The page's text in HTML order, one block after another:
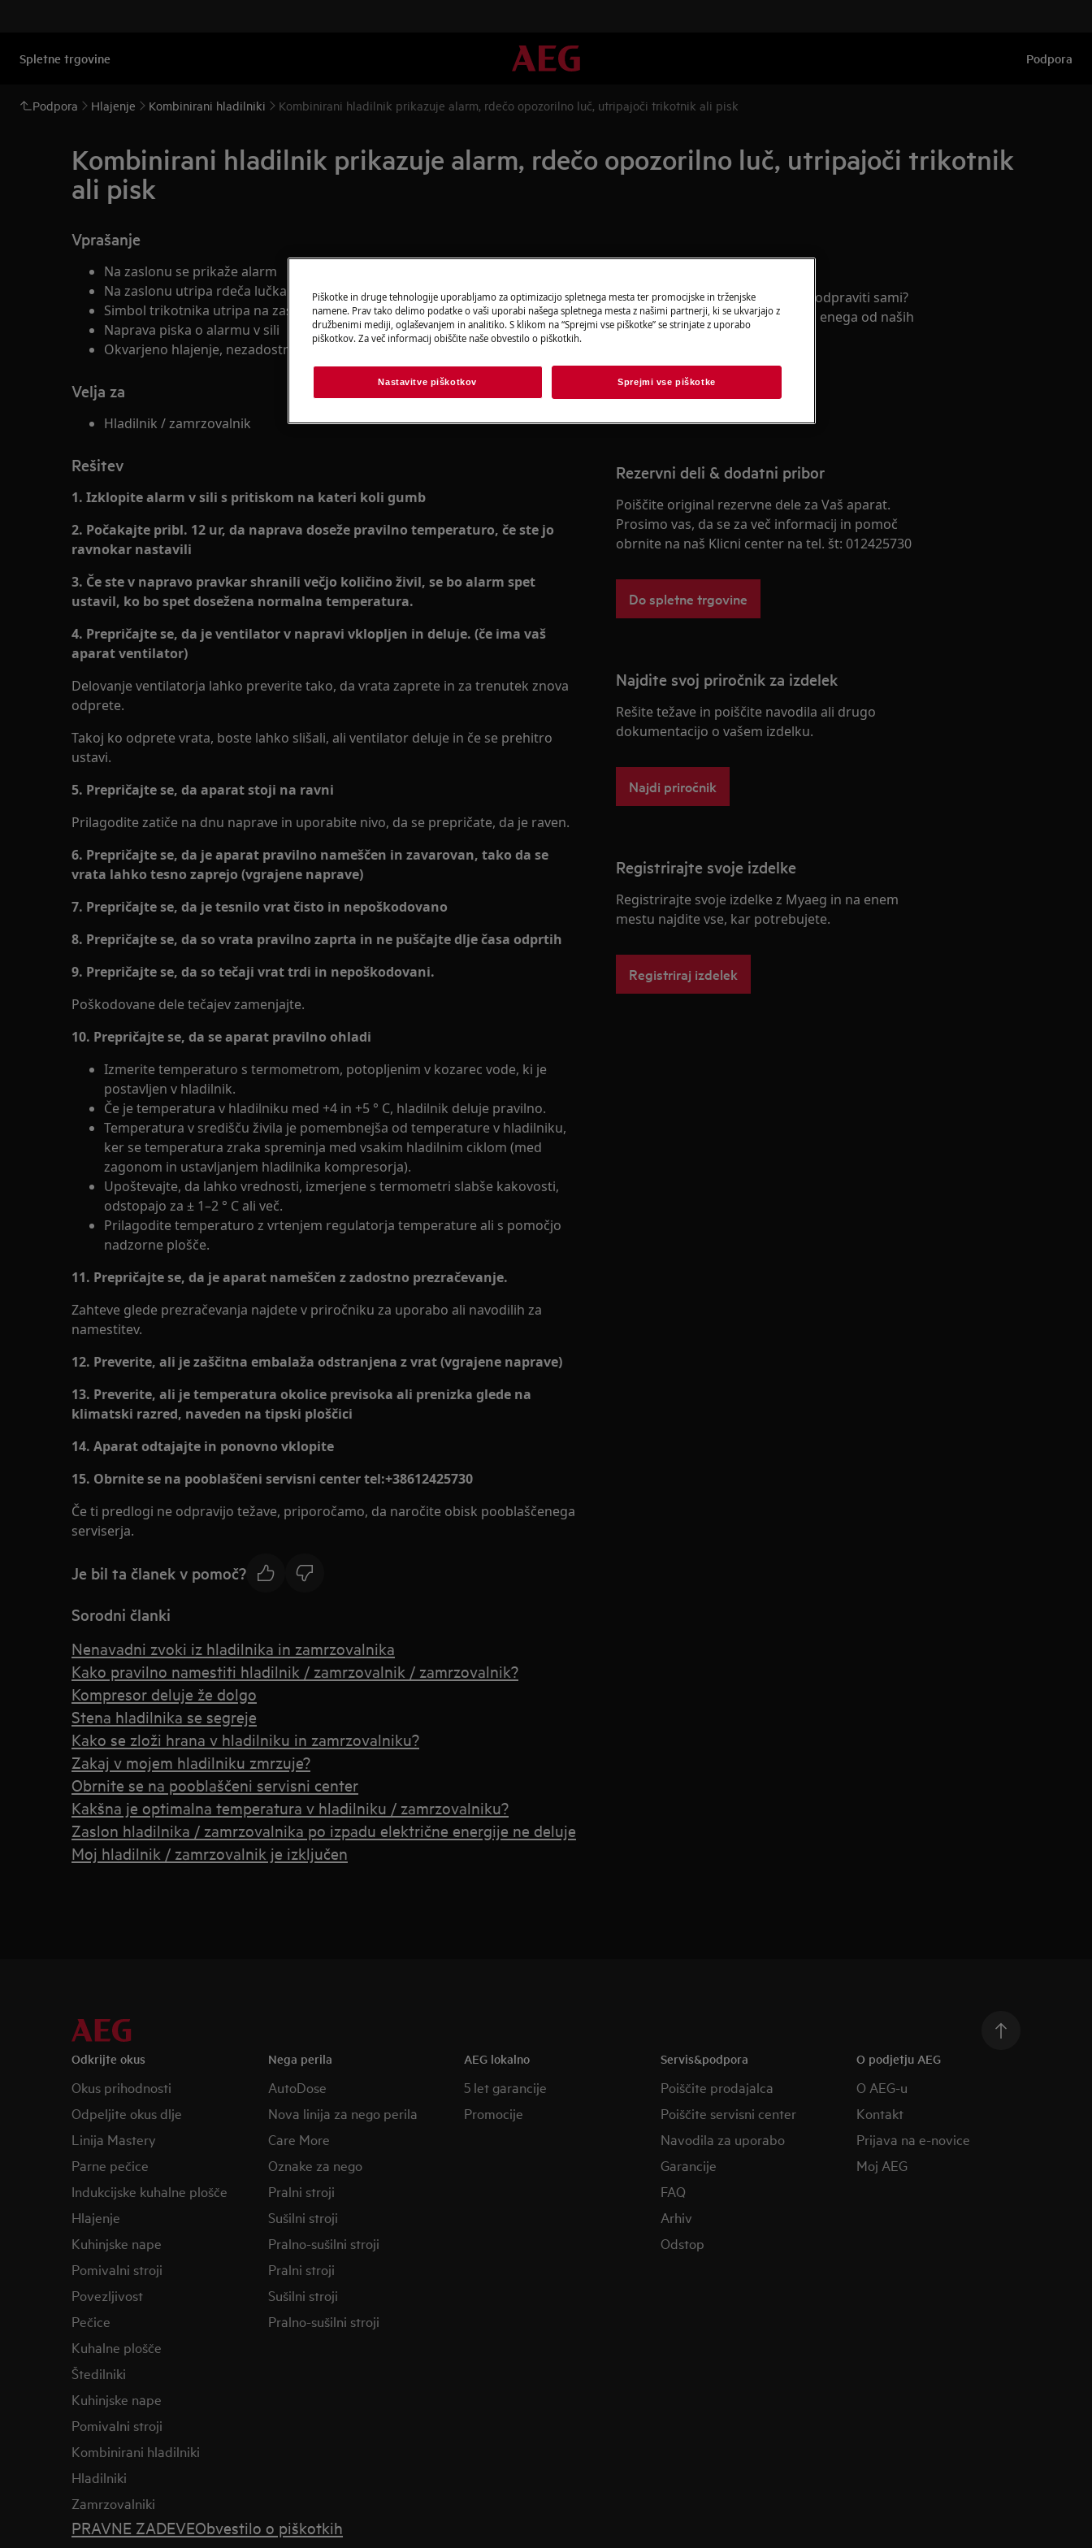
Spletne trgovine Podpora
Podpora Hlajenje Kombinirani hladilniki Kombinirani hladilnik prikazuje alarm, rdečo opozorilno luč, utripajoči trikotnik ali pisk
Kombinirani hladilnik prikazuje alarm, rdečo opozorilno luč, utripajoči trikotnik
ali pisk
Vprašanje
Na zaslonu se prikaže alarm
Na zaslonu utripa rdeča lučka
Simbol trikotnika utripa na zaslonu
Naprava piska o alarmu v sili
Okvarjeno hlajenje, nezadostno hlajenje, previsoka temperatura
Velja za
Hladilnik / zamrzovalnik
Rešitev
1. Izklopite alarm v sili s pritiskom na kateri koli gumb
2. Počakajte pribl. 12 ur, da naprava doseže pravilno temperaturo, če ste jo
ravnokar nastavili
3. Če ste v napravo pravkar shranili večjo količino živil, se bo alarm spet
ustavil, ko bo spet dosežena normalna temperatura.
4. Prepričajte se, da je ventilator v napravi vklopljen in deluje. (če ima vaš
aparat ventilator)
Delovanje ventilatorja lahko preverite tako, da vrata zaprete in za trenutek znova
odprete.
Takoj ko odprete vrata, boste lahko slišali, ali ventilator deluje in če se prehitro
ustavi.
5. Prepričajte se, da aparat stoji na ravni
Prilagodite zatiče na dnu naprave in uporabite nivo, da se prepričate, da je raven.
6. Prepričajte se, da je aparat pravilno nameščen in zavarovan, tako da se
vrata lahko tesno zaprejo (vgrajene naprave)
7. Prepričajte se, da je tesnilo vrat čisto in nepoškodovano
8. Prepričajte se, da so vrata pravilno zaprta in ne puščajte dlje časa odprtih
9. Prepričajte se, da so tečaji vrat trdi in nepoškodovani.
Poškodovane dele tečajev zamenjajte.
10. Prepričajte se, da se aparat pravilno ohladi
Izmerite temperaturo s termometrom, potopljenim v kozarec vode, ki je
postavljen v hladilnik.
Če je temperatura v hladilniku med +4 in +5 ° C, hladilnik deluje pravilno.
Temperatura v središču živila je pomembnejša od temperature v hladilniku,
ker se temperatura zraka spreminja med vsakim hladilnim ciklom (med
zagonom in ustavljanjem hladilnika kompresorja).
Upoštevajte, da lahko vrednosti, izmerjene s termometri slabše kakovosti,
odstopajo za ± 1–2 ° C ali več.
Prilagodite temperaturo z vrtenjem regulatorja temperature ali s pomočjo
nadzorne plošče.
11. Prepričajte se, da je aparat nameščen z zadostno prezračevanje.
Zahteve glede prezračevanja najdete v priročniku za uporabo ali navodilih za
namestitev.
12. Preverite, ali je zaščitna embalaža odstranjena z vrat (vgrajene naprave)
13. Preverite, ali je temperatura okolice previsoka ali prenizka glede na
klimatski razred, naveden na tipski ploščici
14. Aparat odtajajte in ponovno vklopite
15. Obrnite se na pooblaščeni servisni center tel:+38612425730
Če ti predlogi ne odpravijo težave, priporočamo, da naročite obisk pooblaščenega
serviserja.
Je bil ta članek v pomoč?
Sorodni članki
Nenavadni zvoki iz hladilnika in zamrzovalnika
Kako pravilno namestiti hladilnik / zamrzovalnik / zamrzovalnik?
Kompresor deluje že dolgo
Stena hladilnika se segreje
Kako se zloži hrana v hladilniku in zamrzovalniku?
Zakaj v mojem hladilniku zmrzuje?
Obrnite se na pooblaščeni servisni center
Kakšna je optimalna temperatura v hladilniku / zamrzovalniku?
Zaslon hladilnika / zamrzovalnika po izpadu električne energije ne deluje
Moj hladilnik / zamrzovalnik je izključen
Naročite serviserja
Ali imate težavo, ki jo ne morete odpraviti sami?
Dogovorite se za termin prihoda enega od naših
pooblaščenih serviserjev.
Rezerviraj servis
Rezervni deli & dodatni pribor
Poiščite original rezervne dele za Vaš aparat.
Prosimo vas, da se za več informacij in pomoč
obrnite na naš Klicni center na tel. št: 012425730
Do spletne trgovine
Najdite svoj priročnik za izdelek
Rešite težave in poiščite navodila ali drugo
dokumentacijo o vašem izdelku.
Najdi priročnik
Registrirajte svoje izdelke
Registrirajte svoje izdelke z Myaeg in na enem
mestu najdite vse, kar potrebujete.
Registriraj izdelek
Odkrijte okus
Okus prihodnosti
Odpeljite okus dlje
Linija Mastery
Parne pečice
Indukcijske kuhalne plošče
Hlajenje
Kuhinjske nape
Pomivalni stroji
Povezljivost
Pečice
Kuhalne plošče
Štedilniki
Kuhinjske nape
Pomivalni stroji
Kombinirani hladilniki
Hladilniki
Zamrzovalniki
Nega perila
AutoDose
Nova linija za nego perila
Care More
Oznake za nego
Pralni stroji
Sušilni stroji
Pralno-sušilni stroji
Pralni stroji
Sušilni stroji
Pralno-sušilni stroji
AEG lokalno
5 let garancije
Promocije
Servis&podpora
Poiščite prodajalca
Poiščite servisni center
Navodila za uporabo
Garancije
FAQ
Arhiv
Odstop
O podjetju AEG
O AEG-u
Kontakt
Prijava na e-novice
Moj AEG
PRAVNE ZADEVEObvestilo o piškotkih
Piškotke in druge tehnologije uporabljamo za optimizacijo spletnega mesta ter promocijske in trženjske
namene. Prav tako delimo podatke o vaši uporabi našega spletnega mesta z našimi partnerji, ki se ukvarjajo z
družbenimi mediji, oglaševanjem in analitiko. S klikom na “Sprejmi vse piškotke” se strinjate z uporabo
piškotkov. Za več informacij obiščite naše obvestilo o piškotkih.
Nastavitve piškotkov Sprejmi vse piškotke